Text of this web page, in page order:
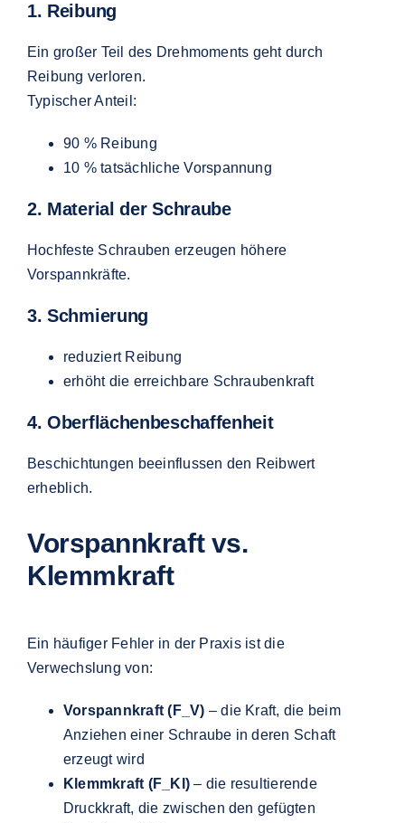
1. Reibung
Ein großer Teil des Drehmoments geht durch
Reibung verloren.
Typischer Anteil:
90 % Reibung
10 % tatsächliche Vorspannung
2. Material der Schraube
Hochfeste Schrauben erzeugen höhere
Vorspannkräfte.
3. Schmierung
reduziert Reibung
erhöht die erreichbare Schraubenkraft
4. Oberflächenbeschaffenheit
Beschichtungen beeinflussen den Reibwert
erheblich.
Vorspannkraft vs.
Klemmkraft
Ein häufiger Fehler in der Praxis ist die
Verwechslung von:
Vorspannkraft (F_V) – die Kraft, die beim
Anziehen einer Schraube in deren Schaft
erzeugt wird
Klemmkraft (F_Kl) – die resultierende
Druckkraft, die zwischen den gefügten